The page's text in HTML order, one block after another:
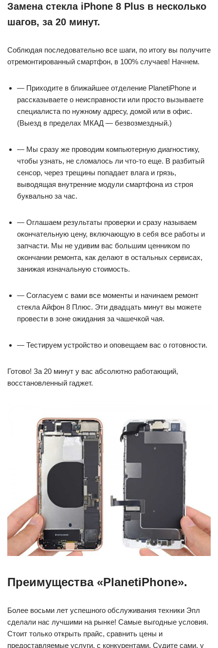
Замена стекла iPhone 8 Plus в несколько
шагов, за 20 минут.
Соблюдая последовательно все шаги, по итогу вы получите
отремонтированный смартфон, в 100% случаев! Начнем.
— Приходите в ближайшее отделение PlanetiPhone и
рассказываете о неисправности или просто вызываете
специалиста по нужному адресу, домой или в офис.
(Выезд в пределах МКАД — безвозмездный.)
— Мы сразу же проводим компьютерную диагностику,
чтобы узнать, не сломалось ли что-то еще. В разбитый
сенсор, через трещины попадает влага и грязь,
выводящая внутренние модули смартфона из строя
буквально за час.
— Оглашаем результаты проверки и сразу называем
окончательную цену, включающую в себя все работы и
запчасти. Мы не удивим вас большим ценником по
окончании ремонта, как делают в остальных сервисах,
занижая изначальную стоимость.
— Согласуем с вами все моменты и начинаем ремонт
стекла Айфон 8 Плюс. Эти двадцать минут вы можете
провести в зоне ожидания за чашечкой чая.
— Тестируем устройство и оповещаем вас о готовности.
Готово! За 20 минут у вас абсолютно работающий,
восстановленный гаджет.
Преимущества «PlanetiPhone».
Более восьми лет успешного обслуживания техники Эпл
сделали нас лучшими на рынке! Самые выгодные условия.
Стоит только открыть прайс, сравнить цены и
предоставляемые услуги, с конкурентами. Судите сами, у